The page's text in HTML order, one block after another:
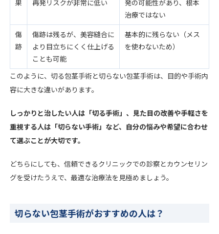
果
再発リスクが非常に低い
発の可能性があり、根本
治療ではない
傷
跡
傷跡は残るが、美容縫合に
より目立ちにくく仕上げる
ことも可能
基本的に残らない（メス
を使わないため）
このように、切る包茎手術と切らない包茎手術は、目的や手術内
容に大きな違いがあります。
しっかりと治したい人は「切る手術」、見た目の改善や手軽さを
重視する人は「切らない手術」など、自分の悩みや希望に合わせ
て選ぶことが大切です。
どちらにしても、信頼できるクリニックでの診察とカウンセリン
グを受けたうえで、最適な治療法を見極めましょう。
切らない包茎手術がおすすめの人は？